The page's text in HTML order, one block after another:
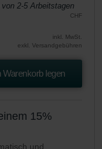
2-5 Arbeitstagen
CHF
inkl. MwSt.
exkl. Versandgebühren
Warenkorb legen
15%
und